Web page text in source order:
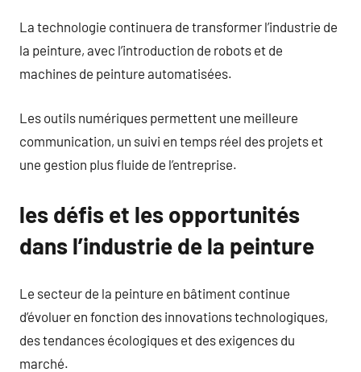
La technologie continuera de transformer l’industrie de
la peinture, avec l’introduction de robots et de
machines de peinture automatisées.
Les outils numériques permettent une meilleure
communication, un suivi en temps réel des projets et
une gestion plus fluide de l’entreprise.
les défis et les opportunités
dans l’industrie de la peinture
Le secteur de la peinture en bâtiment continue
d’évoluer en fonction des innovations technologiques,
des tendances écologiques et des exigences du
marché.